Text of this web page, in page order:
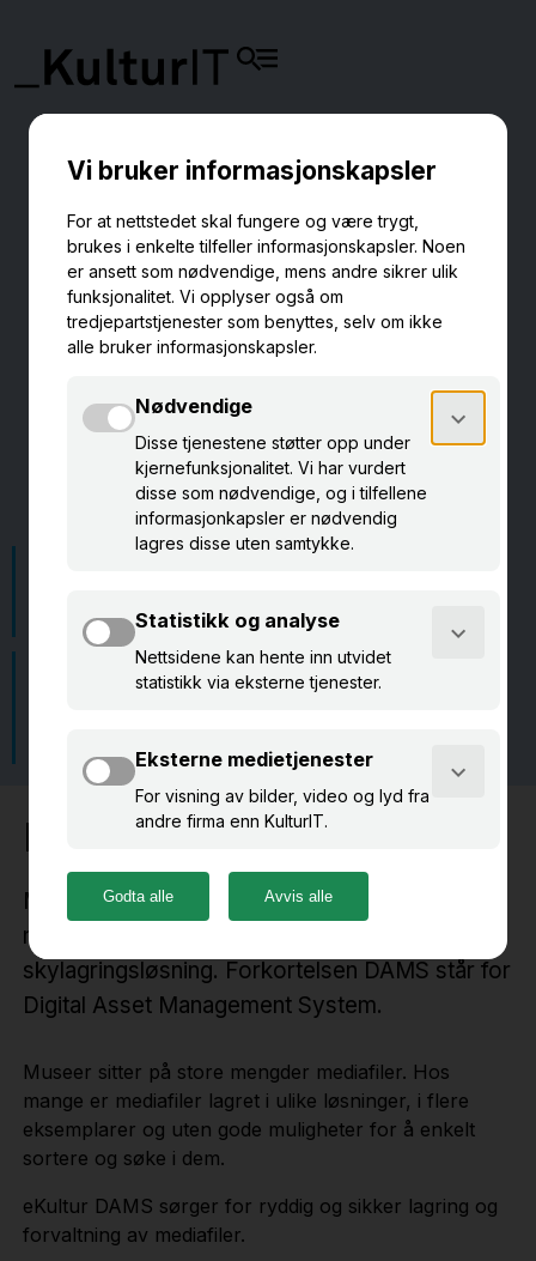
SIKKER SKYLAGRING MED
eKultur DAMS
Unngå å lagre samme fil
Søk og filtrer enkelt i
Hva er eKultur DAMS?
Med eKultur DAMS kan du raskt samle store
mengder mediafiler i en sikker
skylagringsløsning. Forkortelsen DAMS står for
Digital Asset Management System.
Museer sitter på store mengder mediafiler. Hos
mange er mediafiler lagret i ulike løsninger, i flere
eksemplarer og uten gode muligheter for å enkelt
sortere og søke i dem.
eKultur DAMS sørger for ryddig og sikker lagring og
forvaltning av mediafiler.